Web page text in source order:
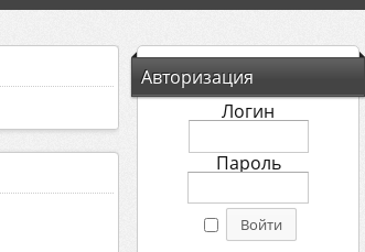
Авторизация
Логин
Пароль